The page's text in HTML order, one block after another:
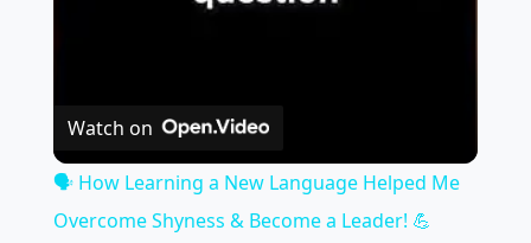
i
Watch on
🗣️ How Learning a New Language Helped Me
Overcome Shyness & Become a Leader! 💪